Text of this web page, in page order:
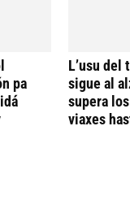
pa
L’usu
sigue al
supera
viaxes